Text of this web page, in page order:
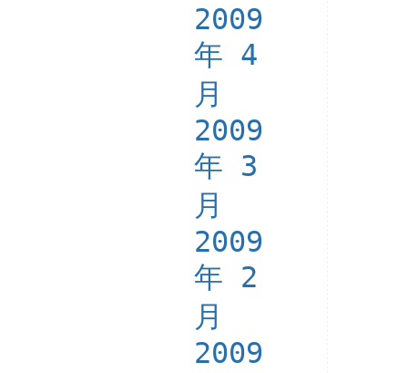
2009
年 4
月
2009
年 3
月
2009
年 2
月
2009